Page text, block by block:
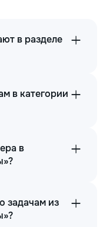
в разделе
в категории
в
задачам из